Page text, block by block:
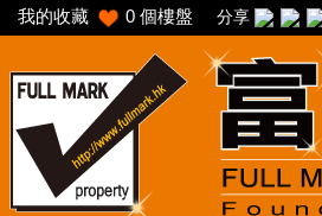
我的收藏 0 個樓盤 分享